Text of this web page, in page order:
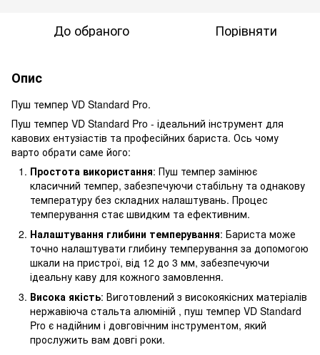
До обраного Порівняти
Опис
Пуш темпер VD Standard Pro.
Пуш темпер VD Standard Pro - ідеальний інструмент для
кавових ентузіастів та професійних бариста. Ось чому
варто обрати саме його:
Простота використання: Пуш темпер замінює
класичний темпер, забезпечуючи стабільну та однакову
температуру без складних налаштувань. Процес
темперування стає швидким та ефективним.
Налаштування глибини темперування: Бариста може
точно налаштувати глибину темперування за допомогою
шкали на пристрої, від 12 до 3 мм, забезпечуючи
ідеальну каву для кожного замовлення.
Висока якість: Виготовлений з високоякісних матеріалів
нержавіюча стальта алюміній , пуш темпер VD Standard
Pro є надійним і довговічним інструментом, який
прослужить вам довгі роки.